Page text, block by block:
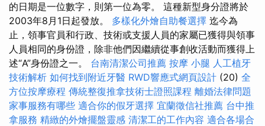
的日期是一位數字，則第一位為零。 這種新型身分證將於
2003年8月1日起發放。 多樣化外燴自助餐選擇 迄今為
止，領事官員和行政、技術或支援人員的家屬已獲得與領事
人員相同的身份證，除非他們因繼續從事創收活動而獲得上
述“A”身份證之一。 台南清潔公司推薦 按摩 小腿 人工植牙
技術解析 如何找到附近牙醫 RWD響應式網頁設計 (20) 全
方位按摩療程 傳統整復推拿技術士證照課程 離婚法律問題
家事服務有哪些 適合你的假牙選擇 宜蘭徵信社推薦 台中推
拿服務 精緻的外燴擺盤靈感 清潔工的工作內容 適合各場合